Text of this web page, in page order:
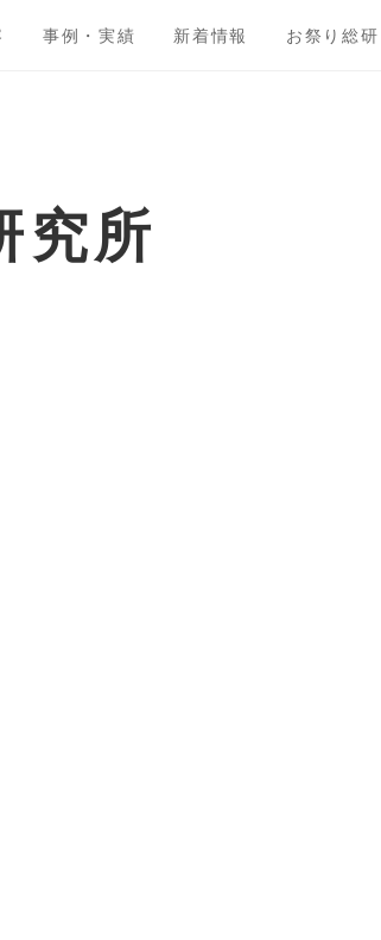
事例・実績 新着情報 お祭り総研
究所